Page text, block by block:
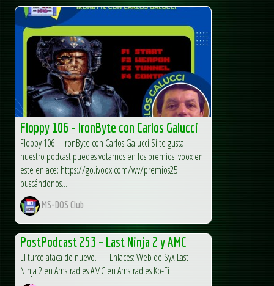
Floppy 106 – IronByte con Carlos Galucci
Floppy 106 – IronByte con Carlos Galucci Si te gusta
nuestro podcast puedes votarnos en los premios Ivoox en
este enlace: https://go.ivoox.com/wv/premios25
buscándonos...
MS-DOS Club
PostPodcast 253 – Last Ninja 2 y AMC
El turco ataca de nuevo. Enlaces: Web de SyX Last
Ninja 2 en Amstrad.es AMC en Amstrad.es Ko-Fi